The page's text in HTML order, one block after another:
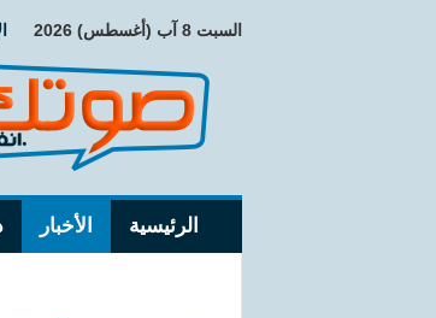
السبت 8 آب (أغسطس) 2026
الرئيسية الأخبار